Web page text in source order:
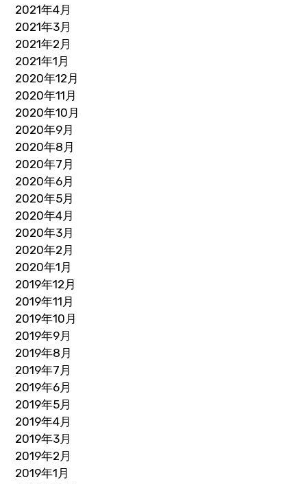
2021年4月
2021年3月
2021年2月
2021年1月
2020年12月
2020年11月
2020年10月
2020年9月
2020年8月
2020年7月
2020年6月
2020年5月
2020年4月
2020年3月
2020年2月
2020年1月
2019年12月
2019年11月
2019年10月
2019年9月
2019年8月
2019年7月
2019年6月
2019年5月
2019年4月
2019年3月
2019年2月
2019年1月